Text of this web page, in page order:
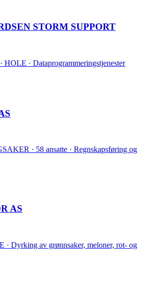
STORM SUPPORT
HOLE · Dataprogrammeringstjenester
· 58 ansatte · Regnskapsføring og
AS
· Dyrking av grønnsaker, meloner, rot- og